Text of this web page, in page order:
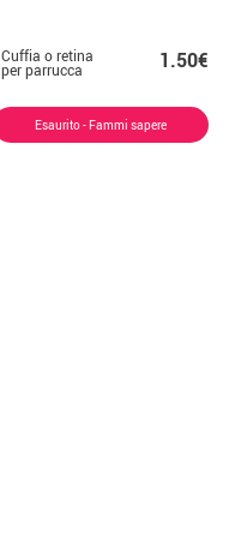
Cuffia o retina
per parrucca 1.50€
Esaurito - Fammi sapere